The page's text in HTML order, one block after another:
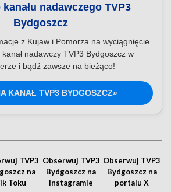
kanału nadawczego TVP3
Bydgoszcz
z Kujaw i Pomorza na wyciągnięcie
nadawczy TVP3 Bydgoszcz w
i bądź zawsze na bieżąco!
KANAŁ TVP3 BYDGOSZCZ»
TVP3
na
Toku
Obserwuj TVP3
Bydgoszcz na
Instagramie
Obserwuj TVP3
Bydgoszcz na
portalu X